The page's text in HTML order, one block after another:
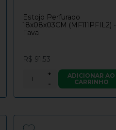
Estojo Perfurado
18x08x03CM (MF111PFIL2) -
Fava
R$ 91,53
-
+
ADICIONAR AO
CARRINHO